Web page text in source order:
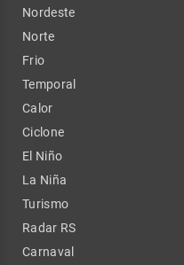
Nordeste
Norte
Frio
Temporal
Calor
Ciclone
El Niño
La Niña
Turismo
Radar RS
Carnaval